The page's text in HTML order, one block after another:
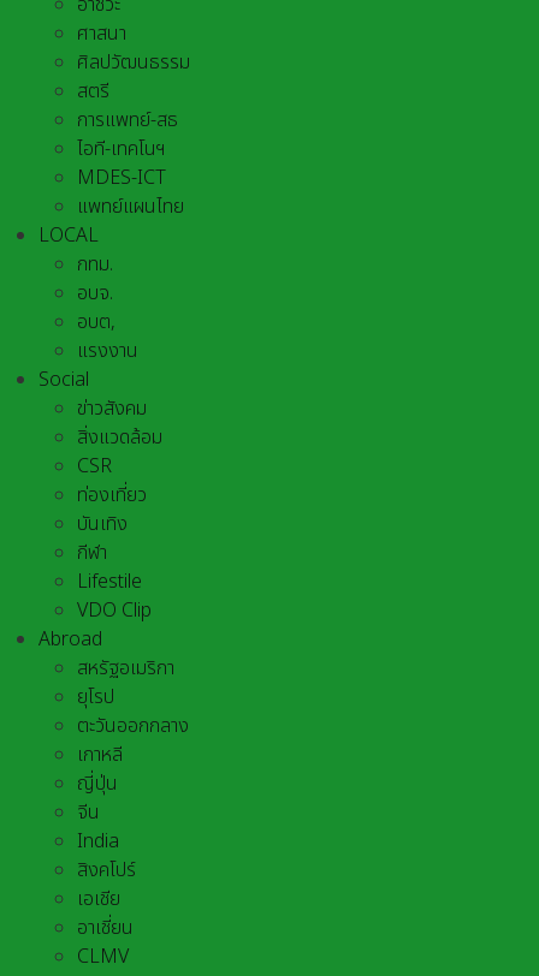
ศาสนา
ศิลปวัฒนธรรม
สตรี
การแพทย์-สธ
ไอที-เทคโนฯ
MDES-ICT
แพทย์แผนไทย
LOCAL
กทม.
อบจ.
อบต,
แรงงาน
Social
ข่าวสังคม
สิ่งแวดล้อม
CSR
ท่องเที่ยว
บันเทิง
กีฬา
Lifestile
VDO Clip
Abroad
สหรัฐอเมริกา
ยุโรป
ตะวันออกกลาง
เกาหลี
ญี่ปุ่น
จีน
India
สิงคโปร์
เอเชีย
อาเชี่ยน
CLMV